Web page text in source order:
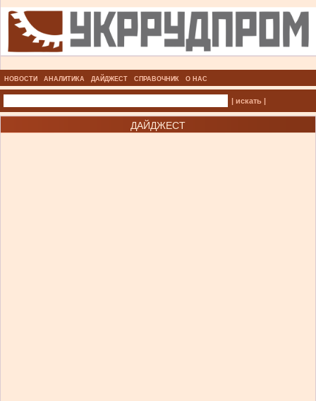
НОВОСТИ АНАЛИТИКА ДАЙДЖЕСТ СПРАВОЧНИК О НАС
| искать |
ДАЙДЖЕСТ